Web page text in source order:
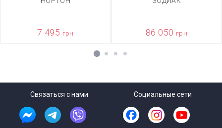
7 495 грн 86 050 грн
1 2 3 4
Связаться с нами Социальные сети